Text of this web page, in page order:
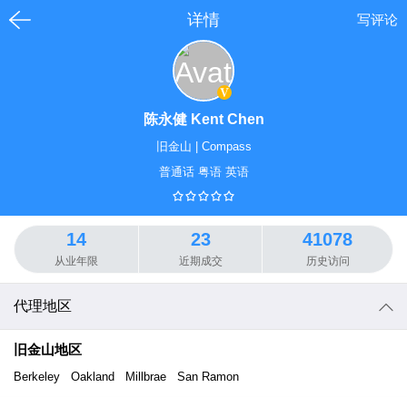
陈永健 Kent Chen
旧金山
Compass
普通话 粤语 英语
14
从业年限
23
近期成交
41078
历史访问
代理地区
旧金山地区
Berkeley Oakland Millbrae San Ramon
详情 写评论